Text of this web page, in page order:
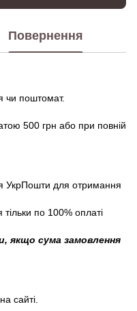
Повернення
чи поштомат.
500 грн або при повній
УкрПошти для отримання
по 100% оплаті
якщо сума замовлення
сайті.